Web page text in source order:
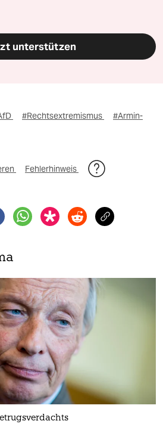
unterstützen
#Rechtsextremismus
#Armin-
Fehlerhinweis